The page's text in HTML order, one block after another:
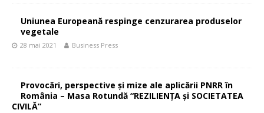
Uniunea Europeană respinge cenzurarea produselor
vegetale
28 mai 2021 Business Press
Provocări, perspective și mize ale aplicării PNRR în
România – Masa Rotundă “REZILIENȚA și SOCIETATEA
CIVILĂ”